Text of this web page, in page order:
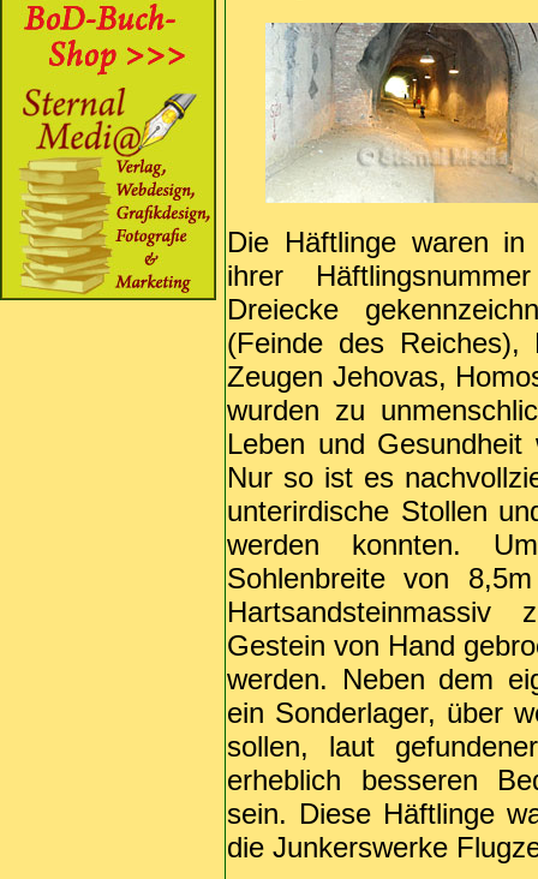
Die Häftlinge waren
ihrer
Dreiecke
(Feinde des Reiches),
Zeugen Jehovas,
wurden zu
Leben und
Nur so ist es
unterirdische Stollen
werden konnten.
Sohlenbreite von
Gestein von Hand
werden. Neben dem
ein Sonderlager, über
sollen, laut
erheblich besseren
sein. Diese Häftlinge
die Junkerswerke